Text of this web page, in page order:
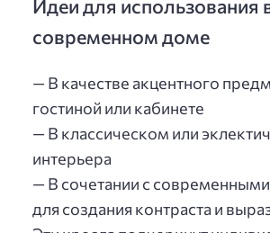
Идеи для использования
современном доме
— В качестве акцентного
гостиной или кабинете
— В классическом или
интерьера
— В сочетании с
для создания контраста и